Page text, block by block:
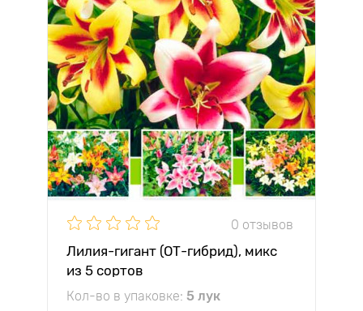
0 отзывов
Лилия-гигант (ОТ-гибрид), микс
из 5 сортов
Кол-во в упаковке: 5 лук